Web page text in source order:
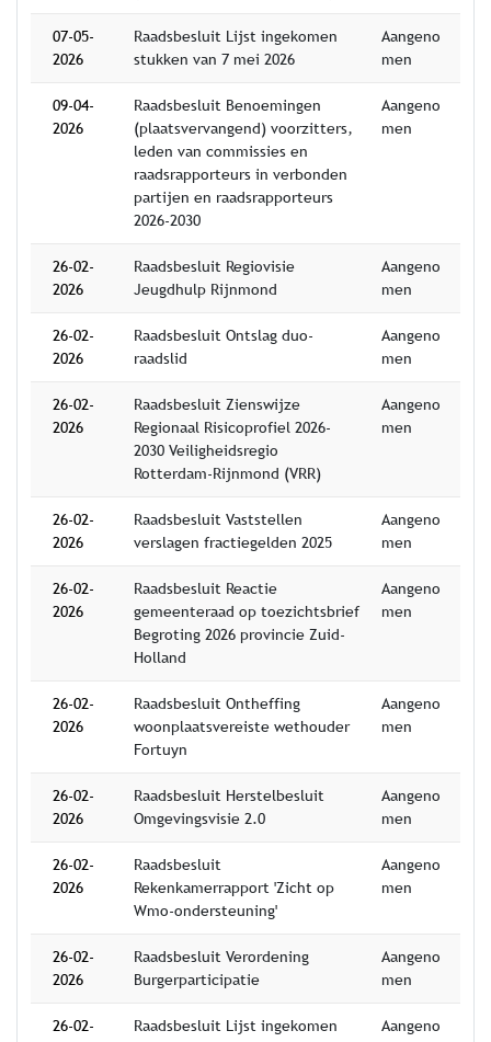
07-05-
2026
Raadsbesluit Lijst ingekomen
stukken van 7 mei 2026
Aangeno
men
09-04-
2026
Raadsbesluit Benoemingen
(plaatsvervangend) voorzitters,
leden van commissies en
raadsrapporteurs in verbonden
partijen en raadsrapporteurs
2026-2030
Aangeno
men
26-02-
2026
Raadsbesluit Regiovisie
Jeugdhulp Rijnmond
Aangeno
men
26-02-
2026
Raadsbesluit Ontslag duo-
raadslid
Aangeno
men
26-02-
2026
Raadsbesluit Zienswijze
Regionaal Risicoprofiel 2026-
2030 Veiligheidsregio
Rotterdam-Rijnmond (VRR)
Aangeno
men
26-02-
2026
Raadsbesluit Vaststellen
verslagen fractiegelden 2025
Aangeno
men
26-02-
2026
Raadsbesluit Reactie
gemeenteraad op toezichtsbrief
Begroting 2026 provincie Zuid-
Holland
Aangeno
men
26-02-
2026
Raadsbesluit Ontheffing
woonplaatsvereiste wethouder
Fortuyn
Aangeno
men
26-02-
2026
Raadsbesluit Herstelbesluit
Omgevingsvisie 2.0
Aangeno
men
26-02-
2026
Raadsbesluit
Rekenkamerrapport 'Zicht op
Wmo-ondersteuning'
Aangeno
men
26-02-
2026
Raadsbesluit Verordening
Burgerparticipatie
Aangeno
men
26-02-
Raadsbesluit Lijst ingekomen
Aangeno